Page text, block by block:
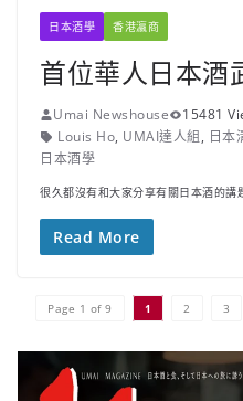
日本酒學 香港瀛商
首位華人日本酒
Umai Newshouse
15481
Louis Ho, UMAI達人組, 日本
日本酒學
很久都沒有和大家分享有關日本酒的講
Read More
Page 1 of 9 1 2 3